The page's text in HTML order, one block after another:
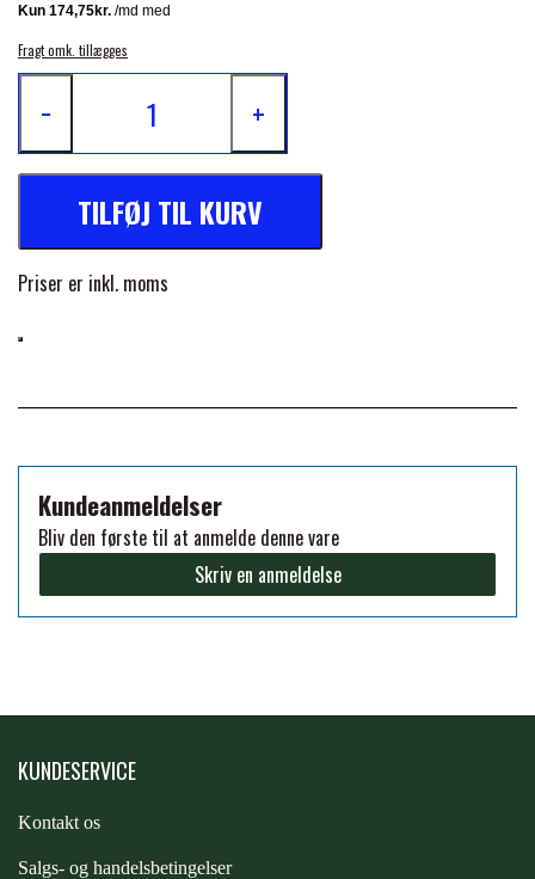
PREMIER EQUINE TRENSE & TILBEHØR
PREMIER EQUINE SADLER
PREMIER EQUINE SADEL TILBEHØR
PREMIER EQUINE SADELUNDERLAG
PREMIER EQUINE TRANSPORT
BESKYTTELSE
FORAN EQUINE
GP TACK
HAPPY MOUTH
KÄLLQUIST EQUESTIAN
LEMIEUX
Fragt omk. tillægges
− +
TILFØJ TIL KURV
Priser er inkl. moms
Kundeanmeldelser
Bliv den første til at anmelde denne vare
Skriv en anmeldelse
KUNDESERVICE
Kontakt os
Salgs- og handelsbetingelser